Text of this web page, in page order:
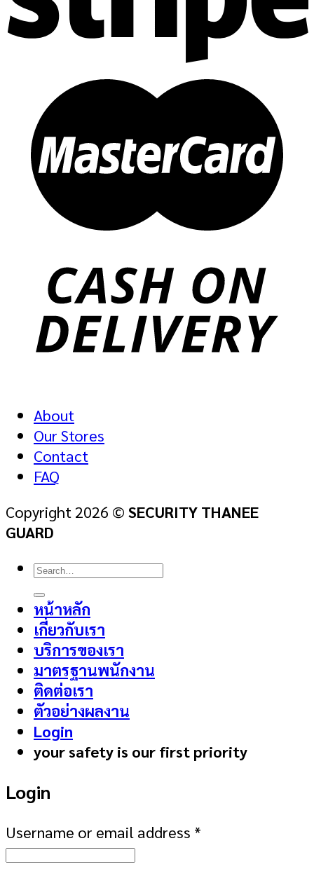
About
Our Stores
Contact
FAQ
Copyright 2026 © SECURITY THANEE
GUARD
Search
หน้าหลัก
เกี่ยวกับเรา
บริการของเรา
มาตรฐานพนักงาน
ติดต่อเรา
ตัวอย่างผลงาน
Login
your safety is our first priority
Login
Username or email address *